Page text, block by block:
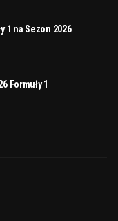
1 na Sezon 2026
Formuły 1